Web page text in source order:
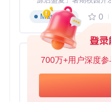
700万+用户深度
指定输出目录：
dotnet run --
生成项目文件
Markdown
0
AionUi
TypeScript
0